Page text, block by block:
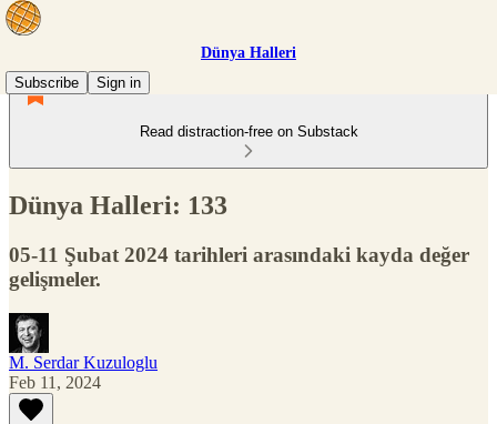
Dünya Halleri
Subscribe
Sign in
Read distraction-free on Substack
Dünya Halleri: 133
05-11 Şubat 2024 tarihleri arasındaki kayda değer
gelişmeler.
M. Serdar Kuzuloglu
Feb 11, 2024